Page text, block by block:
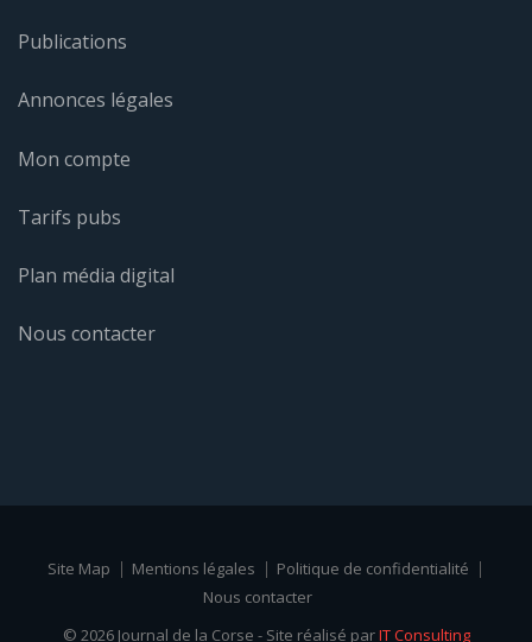
Publications
Annonces légales
Mon compte
Tarifs pubs
Plan média digital
Nous contacter
Site Map Mentions légales
Politique de confidentialité
Nous contacter
© 2026 Journal de la Corse - Site réalisé parIT Consulting